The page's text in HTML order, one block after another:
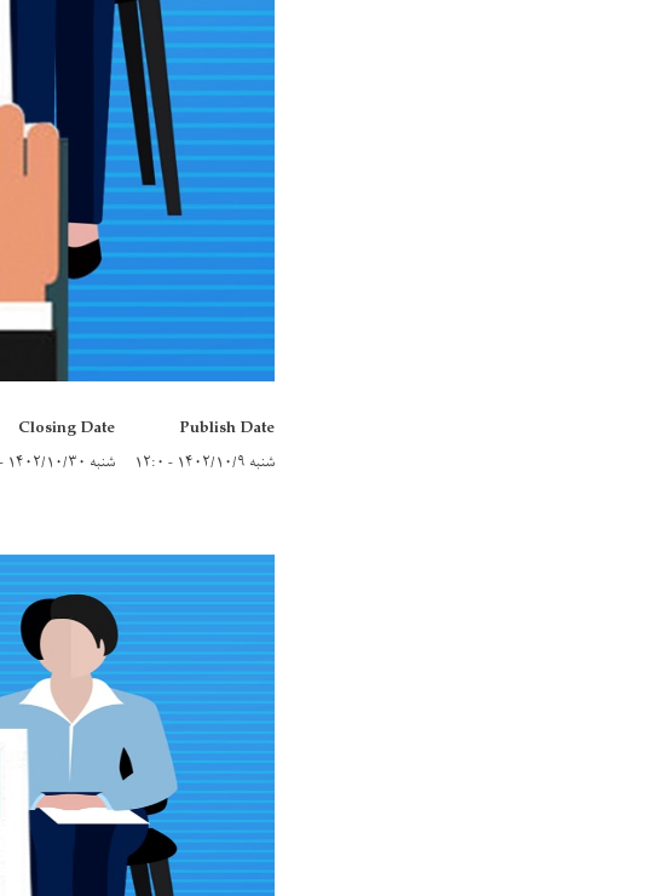
Publish Date
شنبه ۱۴۰۲/۱۰/۹ - ۱۲:۰
Closing Date
شنبه ۱۴۰۲/۱۰/۳۰ - ۱۲:۰